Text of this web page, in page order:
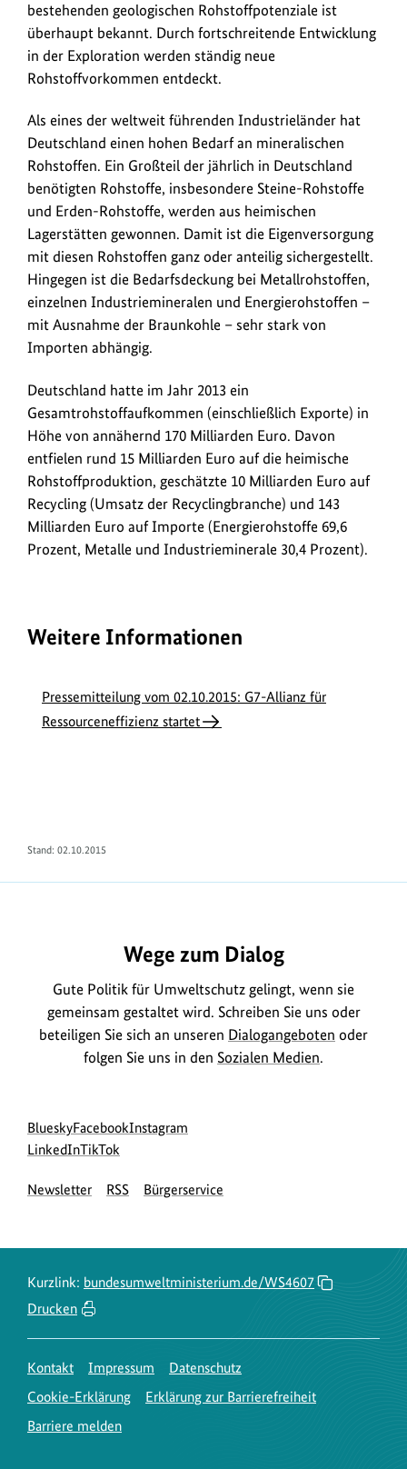
bestehenden geologischen Rohstoffpotenziale ist
überhaupt bekannt. Durch fortschreitende Entwicklung
in der Exploration werden ständig neue
Rohstoffvorkommen entdeckt.
Als eines der weltweit führenden Industrieländer hat
Deutschland einen hohen Bedarf an mineralischen
Rohstoffen. Ein Großteil der jährlich in Deutschland
benötigten Rohstoffe, insbesondere Steine-Rohstoffe
und Erden-Rohstoffe, werden aus heimischen
Lagerstätten gewonnen. Damit ist die Eigenversorgung
mit diesen Rohstoffen ganz oder anteilig sichergestellt.
Hingegen ist die Bedarfsdeckung bei Metallrohstoffen,
einzelnen Industriemineralen und Energierohstoffen –
mit Ausnahme der Braunkohle – sehr stark von
Importen abhängig.
Deutschland hatte im Jahr 2013 ein
Gesamtrohstoffaufkommen (einschließlich Exporte) in
Höhe von annähernd 170 Milliarden Euro. Davon
entfielen rund 15 Milliarden Euro auf die heimische
Rohstoffproduktion, geschätzte 10 Milliarden Euro auf
Recycling (Umsatz der Recyclingbranche) und 143
Milliarden Euro auf Importe (Energierohstoffe 69,6
Prozent, Metalle und Industrieminerale 30,4 Prozent).
Weitere Informationen
Pressemitteilung vom 02.10.2015: G7-Allianz für
Ressourceneffizienz startet
Stand: 02.10.2015
Wege zum Dialog
Gute Politik für Umweltschutz gelingt, wenn sie
gemeinsam gestaltet wird. Schreiben Sie uns oder
beteiligen Sie sich an unseren Dialogangeboten oder
folgen Sie uns in den Sozialen Medien.
Social
Media
Blueskyzur
Bluesky-
des
Facebookzur
des
Instagram
des
LinkedInzur
Seite
zur
Seite
TikTok
Newsletter RSS Bürgerservice
Kurzlink: bundesumweltministerium.de/WS4607
Drucken
Kontakt Impressum
Datenschutz
Cookie-Erklärung
Erklärung zur Barrierefreiheit
Barriere melden